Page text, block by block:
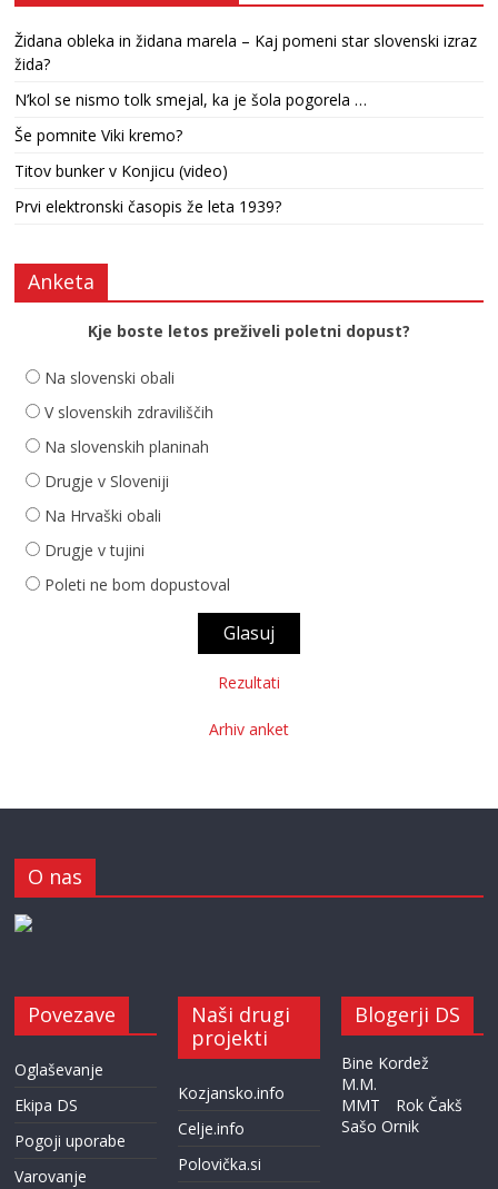
Židana obleka in židana marela – Kaj pomeni star slovenski izraz
žida?
N’kol se nismo tolk smejal, ka je šola pogorela …
Še pomnite Viki kremo?
Titov bunker v Konjicu (video)
Prvi elektronski časopis že leta 1939?
Anketa
Kje boste letos preživeli poletni dopust?
Na slovenski obali
V slovenskih zdraviliščih
Na slovenskih planinah
Drugje v Sloveniji
Na Hrvaški obali
Drugje v tujini
Poleti ne bom dopustoval
Rezultati
Arhiv anket
O nas
Povezave
Oglaševanje
Ekipa DS
Pogoji uporabe
Varovanje
Naši drugi
projekti
Kozjansko.info
Celje.info
Polovička.si
Blogerji DS
Bine Kordež
M.M.
MMT
Rok Čakš
Sašo Ornik